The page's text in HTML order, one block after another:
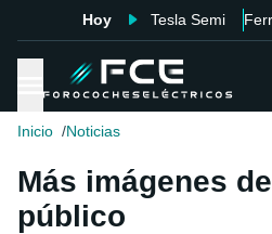
Hoy Tesla Semi
Inicio Noticias
Más imágenes
público